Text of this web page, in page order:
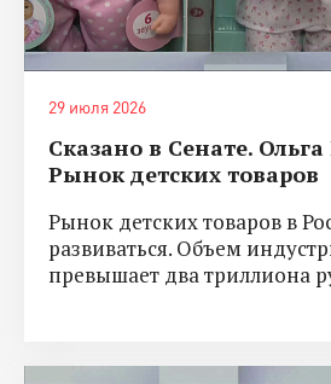
29 июля 2026
Сказано в Сенате.
Рынок детских товаров
Рынок детских товаров в
развиваться. Объем
превышает два триллиона